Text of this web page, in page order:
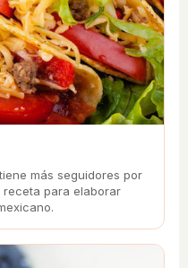
más seguidores por
para elaborar